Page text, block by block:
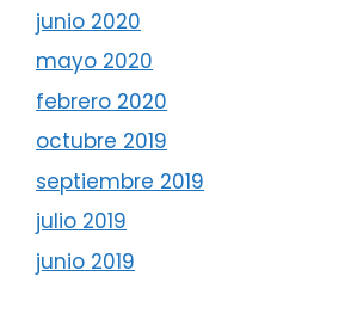
junio 2020
mayo 2020
febrero 2020
octubre 2019
septiembre 2019
julio 2019
junio 2019